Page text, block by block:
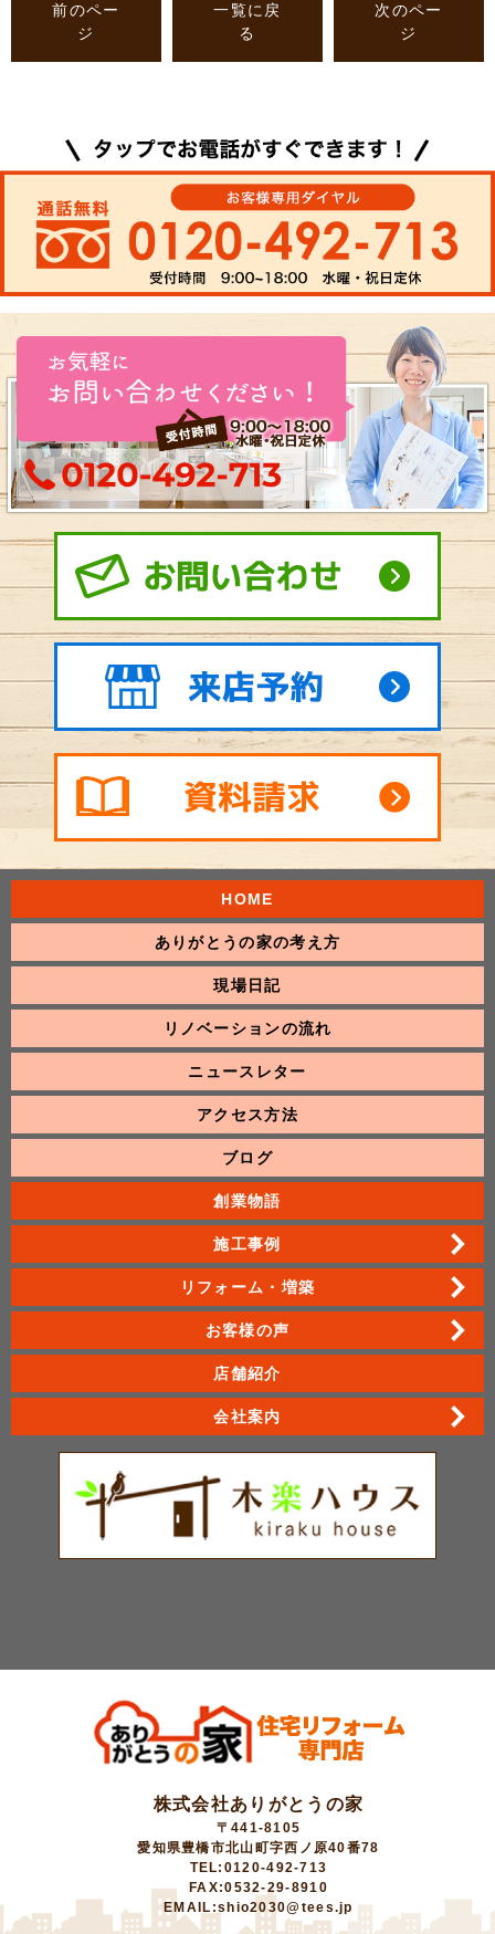
前のペー
ジ
一覧に戻
る
次のペー
ジ
HOME
ありがとうの家の考え方
現場日記
リノベーションの流れ
ニュースレター
アクセス方法
ブログ
創業物語
施工事例
リフォーム・増築
お客様の声
店舗紹介
会社案内
株式会社ありがとうの家
〒441-8105
愛知県豊橋市北山町字西ノ原40番78
TEL:0120-492-713
FAX:0532-29-8910
EMAIL:shio2030@tees.jp